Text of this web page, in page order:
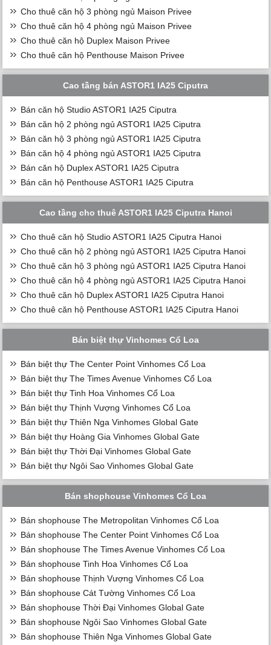
Cho thuê căn hộ 3 phòng ngủ Maison Privee
Cho thuê căn hộ 4 phòng ngủ Maison Privee
Cho thuê căn hộ Duplex Maison Privee
Cho thuê căn hộ Penthouse Maison Privee
Cao tầng bán ASTOR1 IA25 Ciputra
Bán căn hộ Studio ASTOR1 IA25 Ciputra
Bán căn hộ 2 phòng ngủ ASTOR1 IA25 Ciputra
Bán căn hộ 3 phòng ngủ ASTOR1 IA25 Ciputra
Bán căn hộ 4 phòng ngủ ASTOR1 IA25 Ciputra
Bán căn hộ Duplex ASTOR1 IA25 Ciputra
Bán căn hộ Penthouse ASTOR1 IA25 Ciputra
Cao tầng cho thuê ASTOR1 IA25 Ciputra Hanoi
Cho thuê căn hộ Studio ASTOR1 IA25 Ciputra Hanoi
Cho thuê căn hộ 2 phòng ngủ ASTOR1 IA25 Ciputra Hanoi
Cho thuê căn hộ 3 phòng ngủ ASTOR1 IA25 Ciputra Hanoi
Cho thuê căn hộ 4 phòng ngủ ASTOR1 IA25 Ciputra Hanoi
Cho thuê căn hộ Duplex ASTOR1 IA25 Ciputra Hanoi
Cho thuê căn hộ Penthouse ASTOR1 IA25 Ciputra Hanoi
Bán biệt thự Vinhomes Cổ Loa
Bán biệt thự The Center Point Vinhomes Cổ Loa
Bán biệt thự The Times Avenue Vinhomes Cổ Loa
Bán biệt thự Tinh Hoa Vinhomes Cổ Loa
Bán biệt thự Thịnh Vượng Vinhomes Cổ Loa
Bán biệt thự Thiên Nga Vinhomes Global Gate
Bán biệt thự Hoàng Gia Vinhomes Global Gate
Bán biệt thự Thời Đại Vinhomes Global Gate
Bán biệt thự Ngôi Sao Vinhomes Global Gate
Bán shophouse Vinhomes Cổ Loa
Bán shophouse The Metropolitan Vinhomes Cổ Loa
Bán shophouse The Center Point Vinhomes Cổ Loa
Bán shophouse The Times Avenue Vinhomes Cổ Loa
Bán shophouse Tinh Hoa Vinhomes Cổ Loa
Bán shophouse Thịnh Vượng Vinhomes Cổ Loa
Bán shophouse Cát Tường Vinhomes Cổ Loa
Bán shophouse Thời Đại Vinhomes Global Gate
Bán shophouse Ngôi Sao Vinhomes Global Gate
Bán shophouse Thiên Nga Vinhomes Global Gate